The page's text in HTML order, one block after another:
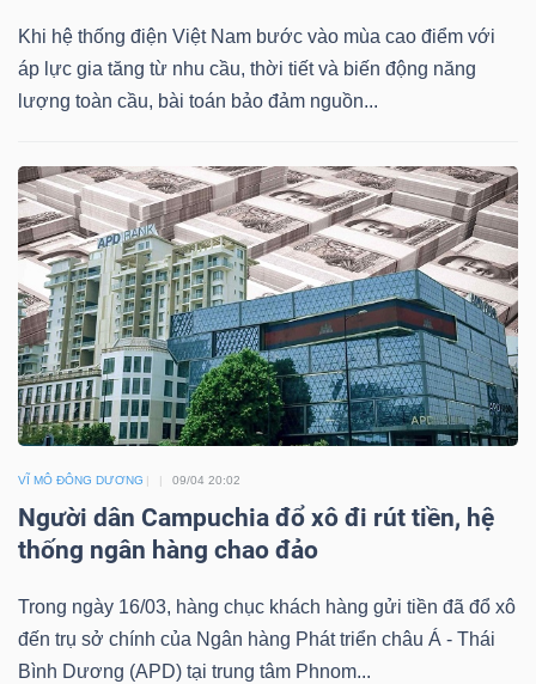
Khi hệ thống điện Việt Nam bước vào mùa cao điểm với
áp lực gia tăng từ nhu cầu, thời tiết và biến động năng
lượng toàn cầu, bài toán bảo đảm nguồn...
VĨ MÔ ĐÔNG DƯƠNG 09/04 20:02
Người dân Campuchia đổ xô đi rút tiền, hệ
thống ngân hàng chao đảo
Trong ngày 16/03, hàng chục khách hàng gửi tiền đã đổ xô
đến trụ sở chính của Ngân hàng Phát triển châu Á - Thái
Bình Dương (APD) tại trung tâm Phnom...
CÔNG
THÔNG
TIN
DỊCH
VỤ
TRUYỀN
TIỆN
ÍCH